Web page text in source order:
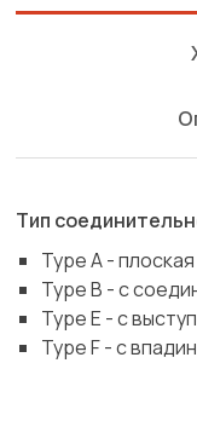
Тип
Type A -
Type B - с
Type E - c
Type F - с